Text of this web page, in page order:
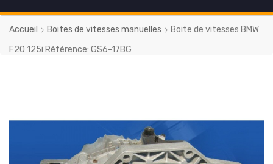
Accueil Boites de vitesses manuelles
Boite de vitesses BMW
F20 125i Référence: GS6-17BG